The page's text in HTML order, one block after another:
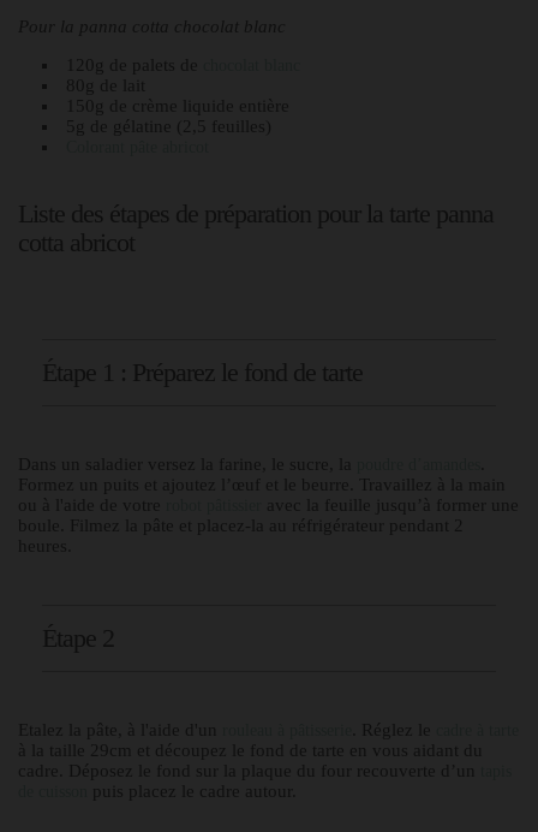
Pour la panna cotta chocolat blanc
120g de palets de
80g de lait
150g de crème liquide entière
5g de gélatine (2,5 feuilles)
Liste des étapes de préparation pour la tarte panna
cotta abricot
Étape 1 : Préparez le fond de tarte
Dans un saladier versez la farine, le sucre, la
Formez un puits et ajoutez l’œuf et le beurre. Travaillez à la main
ou à l'aide de votre
avec la feuille jusqu’à former une
boule. Filmez la pâte et placez-la au réfrigérateur pendant 2
heures.
Étape 2
Etalez la pâte, à l'aide d'un . Réglez le
à la taille 29cm et découpez le fond de tarte en vous aidant du
cadre. Déposez le fond sur la plaque du four recouverte d’un
puis placez le cadre autour.